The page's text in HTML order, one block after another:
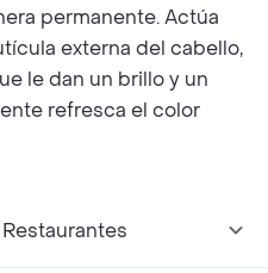
permanente. Actúa
externa del cabello,
le dan un brillo y un
refresca el color